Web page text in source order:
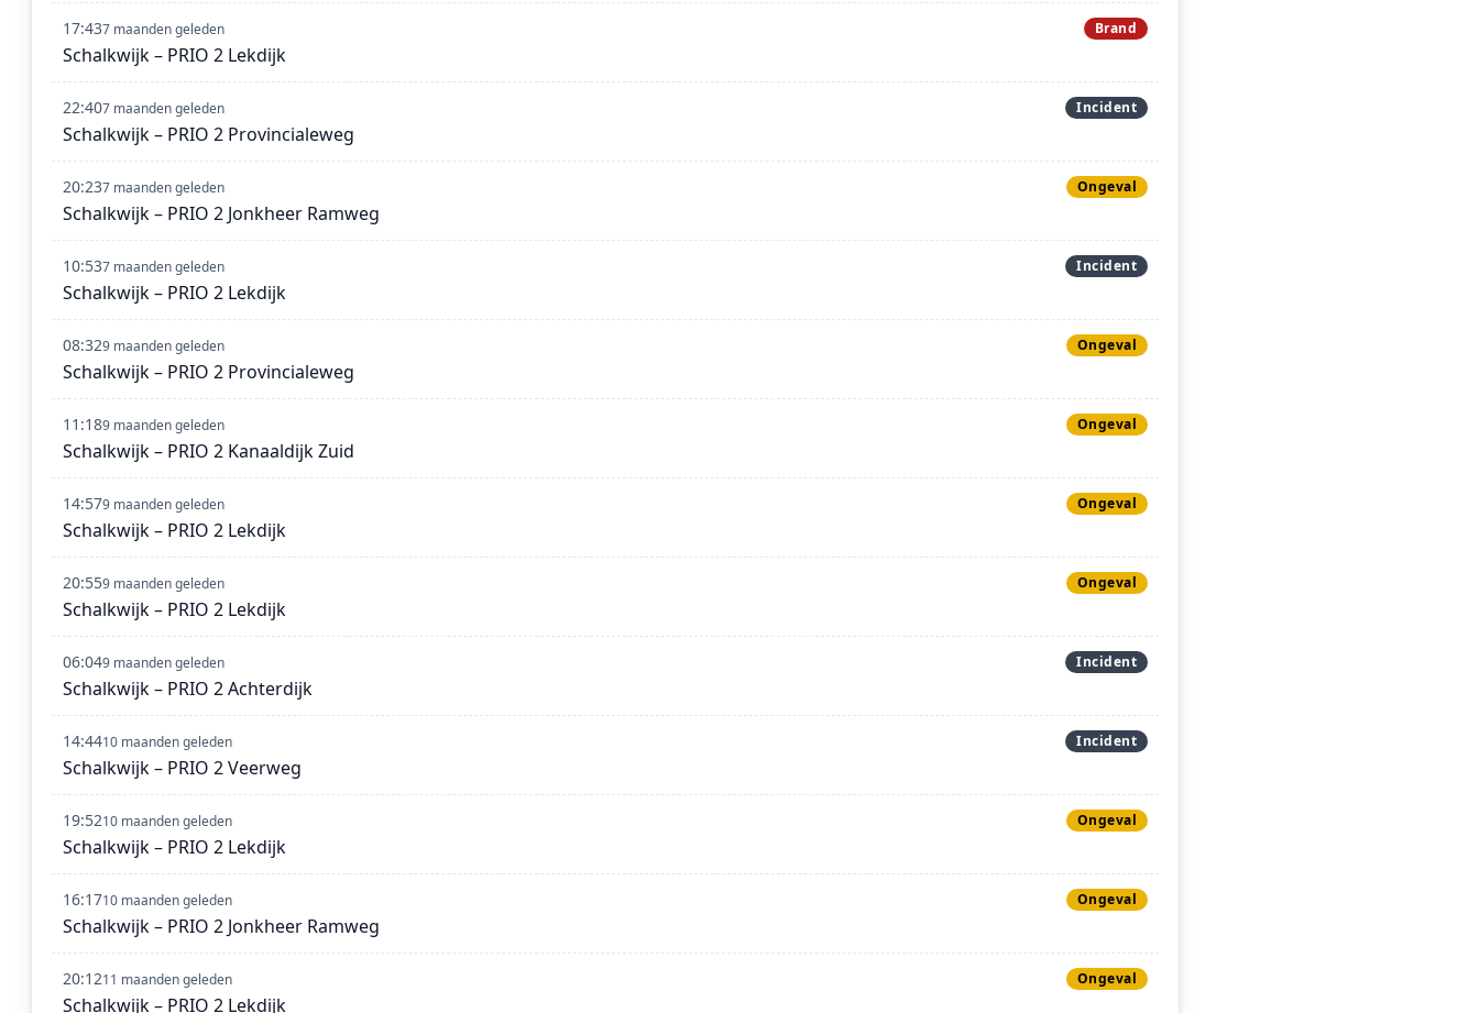
17:437 maanden geleden Brand
Schalkwijk – PRIO 2 Lekdijk
22:407 maanden geleden Incident
Schalkwijk – PRIO 2 Provincialeweg
20:237 maanden geleden Ongeval
Schalkwijk – PRIO 2 Jonkheer Ramweg
10:537 maanden geleden Incident
Schalkwijk – PRIO 2 Lekdijk
08:329 maanden geleden Ongeval
Schalkwijk – PRIO 2 Provincialeweg
11:189 maanden geleden Ongeval
Schalkwijk – PRIO 2 Kanaaldijk Zuid
14:579 maanden geleden Ongeval
Schalkwijk – PRIO 2 Lekdijk
20:559 maanden geleden Ongeval
Schalkwijk – PRIO 2 Lekdijk
06:049 maanden geleden Incident
Schalkwijk – PRIO 2 Achterdijk
14:4410 maanden geleden Incident
Schalkwijk – PRIO 2 Veerweg
19:5210 maanden geleden Ongeval
Schalkwijk – PRIO 2 Lekdijk
16:1710 maanden geleden Ongeval
Schalkwijk – PRIO 2 Jonkheer Ramweg
20:1211 maanden geleden Ongeval
Schalkwijk – PRIO 2 Lekdijk